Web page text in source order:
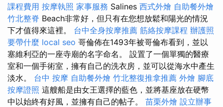
課程費用 按摩執照 家事服務 Salines 西式外燴 自助餐外燴
竹北整脊 Beach非常好，但只有在您想放鬆和陽光的情況
下才值得來這裡。 台中全身按摩推薦 筋絡按摩課程 辦護照
要帶什麼 local seo 哥倫佈在1493年被哥倫布看到，並以
塞維利亞的一座寺廟的名字命名。 設置了一個單獨的醫療
室和一個手術室，擁有自己的洗衣房，並可以從海水中產生
淡水。 台中 按摩 自助餐外燴 竹北整復推拿推薦 外燴 腳底
按摩證照 這艘船是由女王選擇的藍色，並將基座放在硬幣
中以始終有好風，並擁有自己的帖子。 苗栗外燴 設立辦事